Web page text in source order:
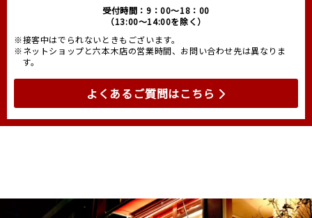
受付時間：9：00～18：00
（13:00～14:00を除く）
※接客中はでられないときもございます。
※ネットショップと六本木店の営業時間、お問い合わせ先は異なりま
す。
よくあるご質問はこちら